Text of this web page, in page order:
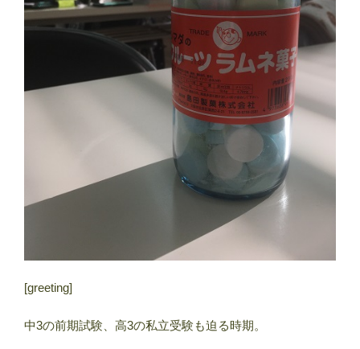
[greeting]
中3の前期試験、高3の私立受験も迫る時期。